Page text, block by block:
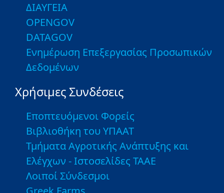
ΔΙΑΥΓΕΙΑ
OPENGOV
DATAGOV
Ενημέρωση Επεξεργασίας Προσωπικών
Δεδομένων
Χρήσιμες Συνδέσεις
Εποπτευόμενοι Φορείς
Βιβλιοθήκη του ΥΠΑΑΤ
Τμήματα Αγροτικής Ανάπτυξης και
Ελέγχων - Ιστοσελίδες ΤΑΑΕ
Λοιποί Σύνδεσμοι